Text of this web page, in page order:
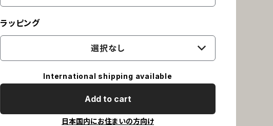
ラッピング
選択なし
International shipping available
Add to cart
日本国内にお住まいの方向け